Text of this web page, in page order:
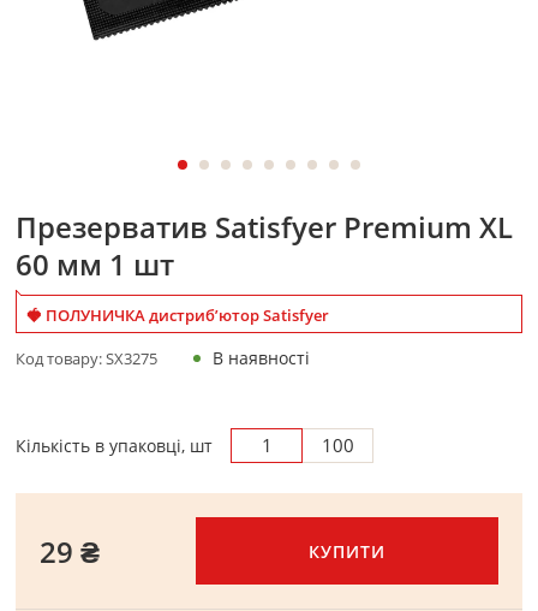
Презерватив Satisfyer Premium XL
60 мм 1 шт
🍓 ПОЛУНИЧКА дистриб’ютор Satisfyer
Код товару:SX3275 В наявності
Кількість в упаковці, шт 1 100
29 ₴ КУПИТИ